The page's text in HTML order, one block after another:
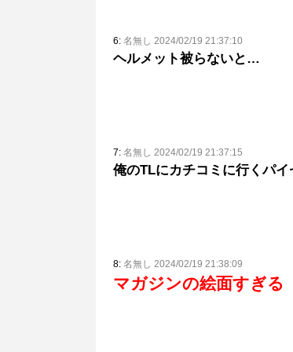
6: 名無し 2024/02/19 21:37:10
ヘルメット被らないと…
7: 名無し 2024/02/19 21:37:15
俺のTLにカチコミに行くパ
8: 名無し 2024/02/19 21:38:09
マガジンの絵面すぎる